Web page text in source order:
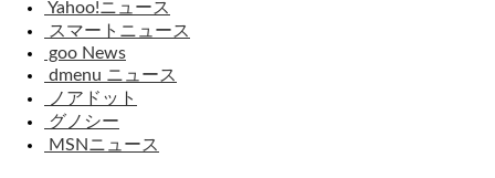
Yahoo!ニュース
スマートニュース
goo News
dmenu ニュース
ノアドット
グノシー
MSNニュース